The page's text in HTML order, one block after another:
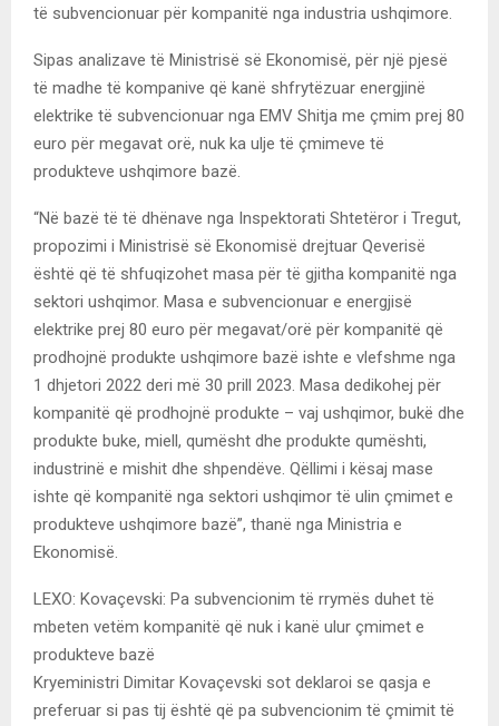
të subvencionuar për kompanitë nga industria ushqimore.
Sipas analizave të Ministrisë së Ekonomisë, për një pjesë
të madhe të kompanive që kanë shfrytëzuar energjinë
elektrike të subvencionuar nga EMV Shitja me çmim prej 80
euro për megavat orë, nuk ka ulje të çmimeve të
produkteve ushqimore bazë.
“Në bazë të të dhënave nga Inspektorati Shtetëror i Tregut,
propozimi i Ministrisë së Ekonomisë drejtuar Qeverisë
është që të shfuqizohet masa për të gjitha kompanitë nga
sektori ushqimor. Masa e subvencionuar e energjisë
elektrike prej 80 euro për megavat/orë për kompanitë që
prodhojnë produkte ushqimore bazë ishte e vlefshme nga
1 dhjetori 2022 deri më 30 prill 2023. Masa dedikohej për
kompanitë që prodhojnë produkte – vaj ushqimor, bukë dhe
produkte buke, miell, qumësht dhe produkte qumështi,
industrinë e mishit dhe shpendëve. Qëllimi i kësaj mase
ishte që kompanitë nga sektori ushqimor të ulin çmimet e
produkteve ushqimore bazë”, thanë nga Ministria e
Ekonomisë.
LEXO: Kovaçevski: Pa subvencionim të rrymës duhet të
mbeten vetëm kompanitë që nuk i kanë ulur çmimet e
produkteve bazë
Kryeministri Dimitar Kovaçevski sot deklaroi se qasja e
preferuar si pas tij është që pa subvencionim të çmimit të